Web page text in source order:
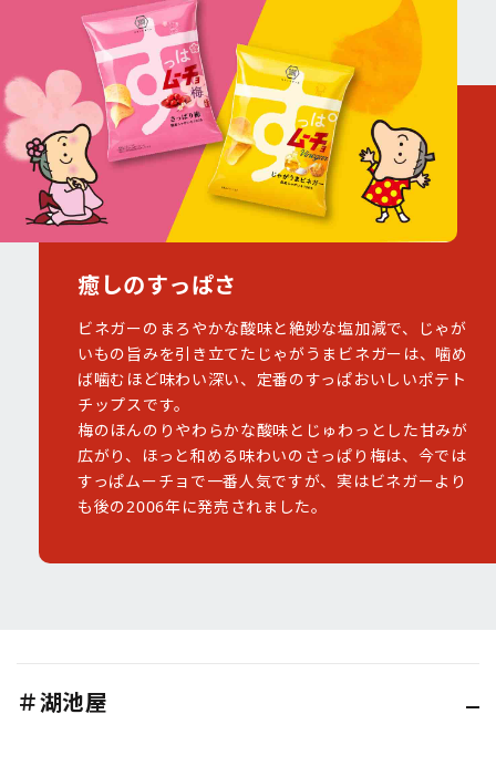
癒しのすっぱさ
ビネガーのまろやかな酸味と絶妙な塩加減で、じゃが
いもの旨みを引き立てたじゃがうまビネガーは、噛め
ば噛むほど味わい深い、定番のすっぱおいしいポテト
チップスです。
梅のほんのりやわらかな酸味とじゅわっとした甘みが
広がり、ほっと和める味わいのさっぱり梅は、今では
すっぱムーチョで一番人気ですが、実はビネガーより
も後の2006年に発売されました。
＃湖池屋